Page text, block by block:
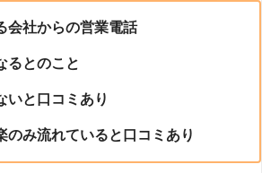
会社からの営業電話
るとのこと
いと口コミあり
のみ流れていると口コミあり